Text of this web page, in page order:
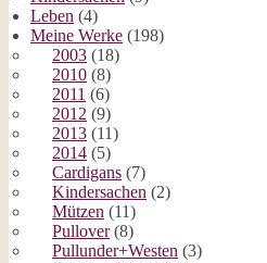
Leben (4)
Meine Werke (198)
2003 (18)
2010 (8)
2011 (6)
2012 (9)
2013 (11)
2014 (5)
Cardigans (7)
Kindersachen (2)
Mützen (11)
Pullover(8)
Pullunder+Westen (3)